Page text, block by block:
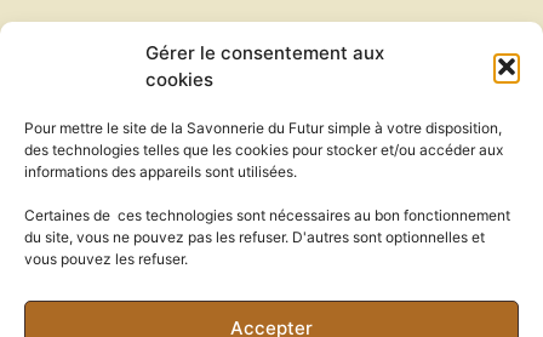
Gérer le consentement aux
cookies
Pour mettre le site de la Savonnerie du Futur simple à votre disposition,
des technologies telles que les cookies pour stocker et/ou accéder aux
informations des appareils sont utilisées.
Certaines de ces technologies sont nécessaires au bon fonctionnement
du site, vous ne pouvez pas les refuser. D'autres sont optionnelles et
vous pouvez les refuser.
Accepter
Newsletter
Conditions générales de vente
Politique de cookies
Mentions légales